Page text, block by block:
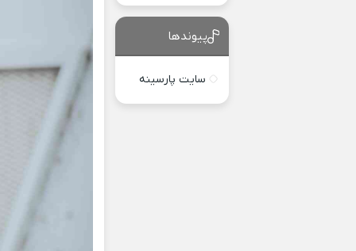
پیوندها
سایت پارسینه